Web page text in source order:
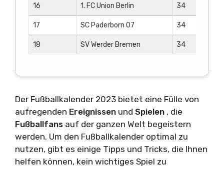
16 1. FC Union Berlin 34
17 SC Paderborn 07 34
18 SV Werder Bremen 34
Der Fußballkalender 2023 bietet eine Fülle von
aufregenden Ereignissen und Spielen , die
Fußballfans auf der ganzen Welt begeistern
werden. Um den Fußballkalender optimal zu
nutzen, gibt es einige Tipps und Tricks, die Ihnen
helfen können, kein wichtiges Spiel zu